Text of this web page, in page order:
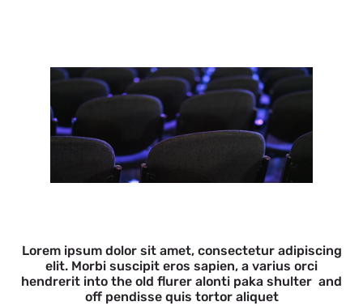
Lorem ipsum dolor sit amet, consectetur adipiscing
elit. Morbi suscipit eros sapien, a varius orci
hendrerit into the old flurer alonti paka shulter and
off pendisse quis tortor aliquet